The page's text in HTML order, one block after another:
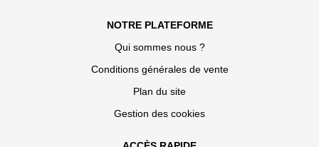
NOTRE PLATEFORME
Qui sommes nous ?
Conditions générales de vente
Plan du site
Gestion des cookies